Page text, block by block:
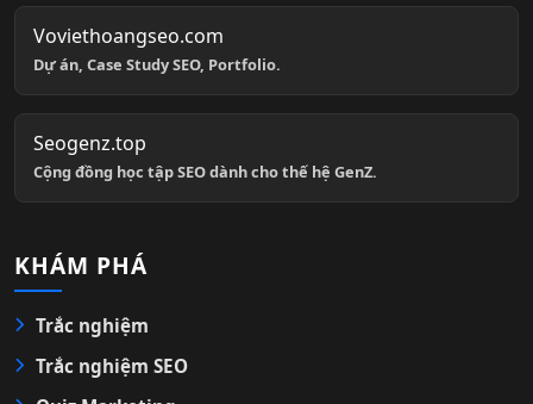
Voviethoangseo.com
Dự án, Case Study SEO, Portfolio.
Seogenz.top
Cộng đồng học tập SEO dành cho thế hệ GenZ.
KHÁM PHÁ
Trắc nghiệm
Trắc nghiệm SEO